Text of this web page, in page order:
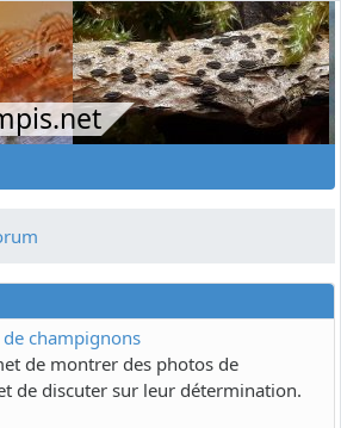
champignons
de montrer des photos de
de discuter sur leur détermination.